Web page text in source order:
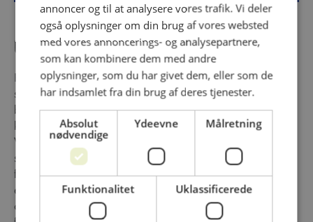
Om virksomheden
House of Foods er din betroede fødevareleverandør og
specialist. Vi har årtiers erfaring i fødevareindustrien, og
brænder for at indkøbe og levere produkter af højeste
kvalitet fra de bedste fødevareproducenter verden over.
Vores ekspertise på det globale fødevaremarked, gør os i
stand til at tilbyde dig et stort udvalg af kvalitetsprodukter
fra alle fødevaregrupper. Vi forstår, at vores kunder
efterspørger det bedste, og derfor er vi dedikeret til at
opbygge et stærkt samarbejde med vores
annoncer og til at analysere vores trafik. Vi deler
også oplysninger om din brug af vores websted
med vores annoncerings- og analysepartnere,
som kan kombinere dem med andre
oplysninger, som du har givet dem, eller som de
har indsamlet fra din brug af deres tjenester.
Absolut
nødvendige
Ydeevne Målretning
Funktionalitet Uklassificerede